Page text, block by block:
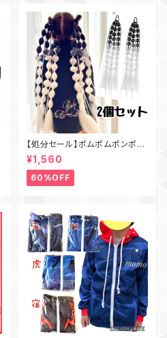
【処分セール】ポムポムポンポン
ヘア 三つ編み風 ブレイズ風 エ
スニック ダンス キッズ ヘアメイ
ク ブラック×ホワイト 人気カラ
ー ロングヘア ウィッグ ヘアゴム
¥1,560
60%OFF